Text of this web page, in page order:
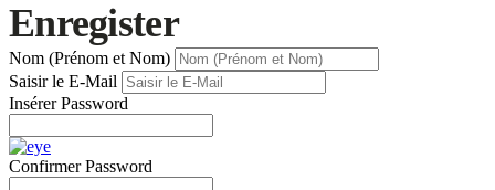
Enregister
Nom (Prénom et Nom)
Saisir le E-Mail
Insérer Password
Confirmer Password